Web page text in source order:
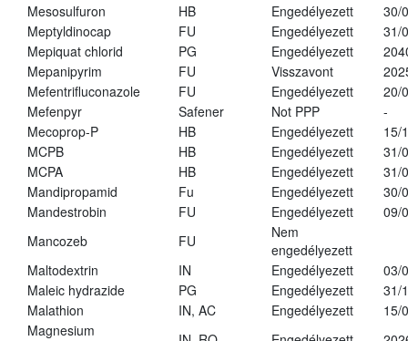
Mesosulfuron
HB Engedélyezett
30/
Meptyldinocap
FU Engedélyezett
31/
Mepiquat chlorid
PG Engedélyezett
Mepanipyrim
FU Visszavont
Mefentrifluconazole
FU Engedélyezett
20/
Mefenpyr
Safener Not PPP
-
Mecoprop-P
HB Engedélyezett
15/
MCPB
HB Engedélyezett
31/
MCPA
HB Engedélyezett
31/
Mandipropamid
Fu Engedélyezett
30/
Mandestrobin
FU Engedélyezett
09/
Mancozeb
FU
Nem
engedélyezett
Maltodextrin
IN Engedélyezett
03/
Maleic hydrazide
PG Engedélyezett
31/
Malathion
IN, AC Engedélyezett
15/
Magnesium